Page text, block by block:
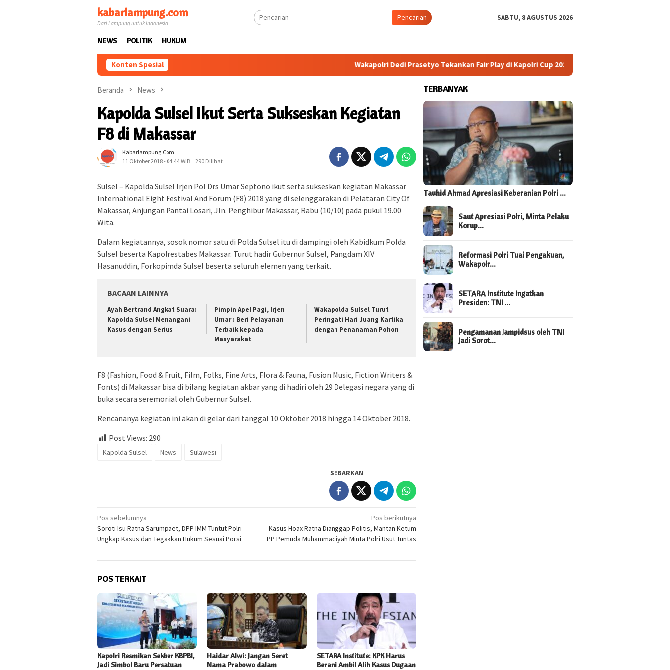
kabarlampung.com
Dari Lampung untuk Indonesia
Pencarian SABTU, 8 AGUSTUS 2026
NEWS POLITIK HUKUM
Konten Spesial Wakapolri Dedi Prasetyo Tekankan Fair Play di Kapolri Cup 2026
Beranda News
Kapolda Sulsel Ikut Serta Sukseskan Kegiatan
F8 di Makassar
Kabarlampung.com
11 Oktober 2018 - 04:44 WIB
290 Dilihat
Sulsel – Kapolda Sulsel Irjen Pol Drs Umar Septono ikut serta sukseskan kegiatan Makassar
International Eight Festival And Forum (F8) 2018 yang di selenggarakan di Pelataran City Of
Makassar, Anjungan Pantai Losari, Jln. Penghibur Makassar, Rabu (10/10) pada pukul 19.00
Wita.
Dalam kegiatannya, sosok nomor satu di Polda Sulsel itu di dampingi oleh Kabidkum Polda
Sulsel beserta Kapolrestabes Makassar. Turut hadir Gubernur Sulsel, Pangdam XIV
Hasanuddin, Forkopimda Sulsel beserta seluruh elemen yang terkait.
BACAAN LAINNYA
Ayah Bertrand Angkat Suara:
Kapolda Sulsel Menangani
Kasus dengan Serius
Pimpin Apel Pagi, Irjen
Umar : Beri Pelayanan
Terbaik kepada
Masyarakat
Wakapolda Sulsel Turut
Peringati Hari Juang Kartika
dengan Penanaman Pohon
F8 (Fashion, Food & Fruit, Film, Folks, Fine Arts, Flora & Fauna, Fusion Music, Fiction Writers &
Fonts) di Makassar bisa di bilang kegiatan akbar yang di hadiri oleh 29 Delegasi negara yang di
buka secara seremonial oleh Gubernur Sulsel.
Rencananya kegiatan ini akan di gelar dari tanggal 10 Oktober 2018 hingga 14 Oktober 2018.
Post Views: 290
Kapolda Sulsel News Sulawesi
SEBARKAN
Navigasi
pos
Pos sebelumnya
Soroti Isu Ratna Sarumpaet, DPP IMM Tuntut Polri
Ungkap Kasus dan Tegakkan Hukum Sesuai Porsi
Pos berikutnya
Kasus Hoax Ratna Dianggap Politis, Mantan Ketum
PP Pemuda Muhammadiyah Minta Polri Usut Tuntas
POS TERKAIT
Kapolri Resmikan Sekber KBPBI,
Jadi Simbol Baru Persatuan
Haidar Alwi: Jangan Seret
Nama Prabowo dalam
SETARA Institute: KPK Harus
Berani Ambil Alih Kasus Dugaan
TERBANYAK
Tauhid Ahmad Apresiasi Keberanian Polri …
Saut Apresiasi Polri, Minta Pelaku
Korup…
Reformasi Polri Tuai Pengakuan,
Wakapolr…
SETARA Institute Ingatkan
Presiden: TNI …
Pengamanan Jampidsus oleh TNI
Jadi Sorot…